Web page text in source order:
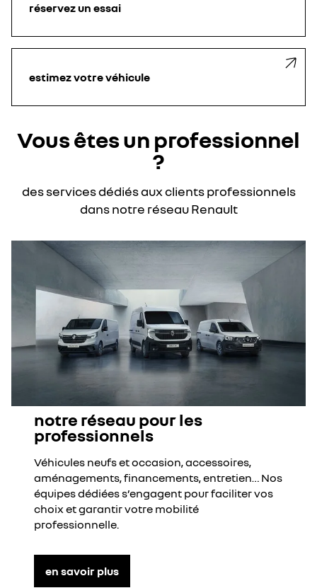
réservez un essai
estimez votre véhicule
Vous êtes un professionnel
?
des services dédiés aux clients professionnels
dans notre réseau Renault
notre réseau pour les
professionnels
Véhicules neufs et occasion, accessoires,
aménagements, financements, entretien… Nos
équipes dédiées s’engagent pour faciliter vos
choix et garantir votre mobilité
professionnelle.
en savoir plus